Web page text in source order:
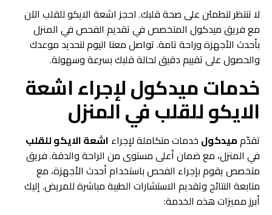
لا تنتظر لتطمئن على صحة قلبك. احجز اشعة الايكو للقلب الآن
مع فريق ميدكول المتخصص في تقديم الفحص في المنزل
بأحدث الأجهزة وراحة تامة. تواصل معنا اليوم لتحديد موعدك
والحصول على تقييم دقيق لحالة قلبك بسرعة وسهولة.
خدمات ميدكول لإجراء اشعة
الايكو للقلب في المنزل
تقدّمميدكول خدمات متكاملة لإجراء اشعة الايكو للقلب
في المنزل، مع ضمان أعلى مستوى من الراحة والدقة. فريق
متخصص يقوم بإجراء الفحص باستخدام أحدث الأجهزة، مع
متابعة النتائج وتقديم الاستشارات الطبية مباشرة للمريض. إليك
أبرز مميزات هذه الخدمة: